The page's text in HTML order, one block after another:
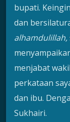
bupati.
dan
alhamdulillah,
menjabat
perkataan
dan ibu.
Sukhairi.